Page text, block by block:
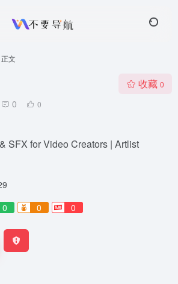
正文
0 0
收藏 0
SFX for Video Creators | Artlist
0 0 0